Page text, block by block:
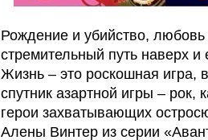
Рождение и убийство,
стремительный путь наверх
Жизнь – это роскошная игра,
спутник азартной игры –
герои захватывающих
Алены Винтер из серии